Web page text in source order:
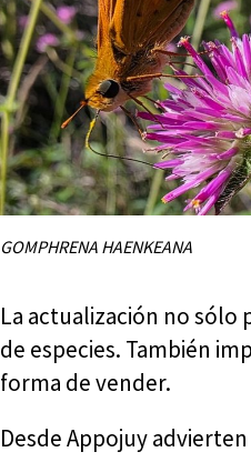
GOMPHRENA HAENKEANA
La actualización no sólo
de especies. También
forma de vender.
Desde Appojuy